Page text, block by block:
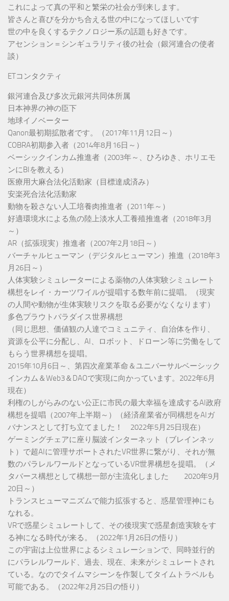
これによって真の平和と繁栄の社会が到来します。
皆さんと喜びを分かち合える世の中になってほしいです
世の中を良くするテクノロジー系の話題も好きです。
アセンション＝シンギュラリティ後の社会（銀河連合の使者
談）
ETコンタクティ
銀河連合及び多次元銀河共同体所属
日本神界の神の臣下
地球イノベーター
Qanon最初期拡散者です。（2017年11月12日～）
COBRA初期参入者（2014年8月16日～）
ベーシックインカム推進者（2003年～、ひろゆき、ホリエモ
ンにBIを教える）
医療用大麻合法化活動家（目標達成済み）
安楽死合法化活動家
動物を殺さない人工培養肉推進者（2011年～）
好適環境水による魚の陸上淡水人工養殖推進者（2018年3月
～）
AR（拡張現実）推進者（2007年2月18日～）
バーチャルヒューマン（デジタルヒューマン）推進（2018年3
月26日～）
人体実験シミュレーターによる薬物の人体実験シミュレート
構想をレイ・カーツワイルが提唱する数年前に提唱。（現実
の人間や動物が生体実験リスクを取る必要がなくなります）
多色プラウトパラダイス世界構想
（同じ思想、価値観の人達でコミュニティ、自治体を作り、
資源を公平に分配し、AI、ロボット、ドローン等に労働をして
もらう世界構想を提唱。
2015年10月6日～、第四次産業革命＆ユニバーサルベーシック
インカム＆Web3＆DAOで実現に向かっています。2022年6月
現在）
利権のしがらみのない公正に市民の最大幸福を達成するAI政府
構想を提唱（2007年上半期～）（経済産業省が同構想をAIガ
バナンスとして打ち立てました！ 2022年5月25日現在）
ゲーミングチェアに座り脳波インターネット（ブレインネッ
ト）で超AIに管理サポートされたVR世界に繋がり、それが無
数のパラレルワールドとなっているVR世界構想を提唱。（メ
タバース構想として構想一部が主流化しました 2020年9月
20日～）
トランスヒューマニズムで能力拡張すると、惑星管理神にも
なれる。
VRで惑星シミュレートして、その後現実で惑星創造実験をす
る神になる時代が来る。（2022年1月26日の悟り）
この宇宙は上位世界によるシミュレーションで、同時並行的
にパラレルワールド、過去、現在、未来がシミュレートされ
ている。なのでタイムマシーンを作製してタイムトラベルも
可能である。（2022年2月25日の悟り）